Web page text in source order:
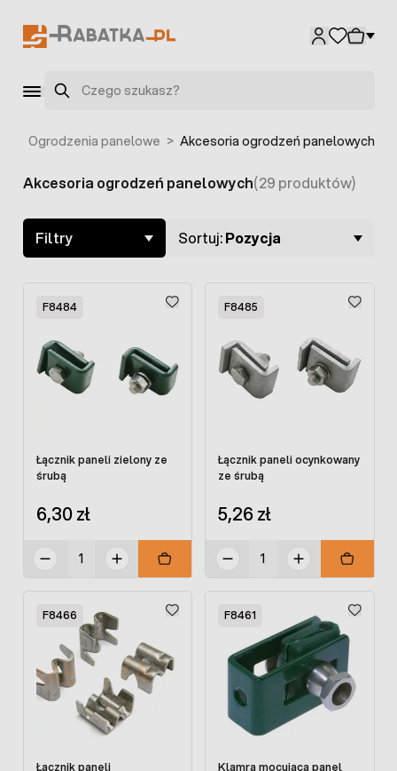
Szukaj
Ogrodzenia panelowe > Akcesoria ogrodzeń panelowych
Skip to product list
Akcesoria ogrodzeń panelowych(29 produktów)
Filtry Sortuj:Pozycja
F8484
Łącznik paneli zielony ze
śrubą
6,30 zł
F8485
Łącznik paneli ocynkowany
ze śrubą
5,26 zł
F8466
Łącznik paneli
F8461
Klamra mocująca panel